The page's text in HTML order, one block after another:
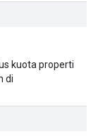
kuota properti
di